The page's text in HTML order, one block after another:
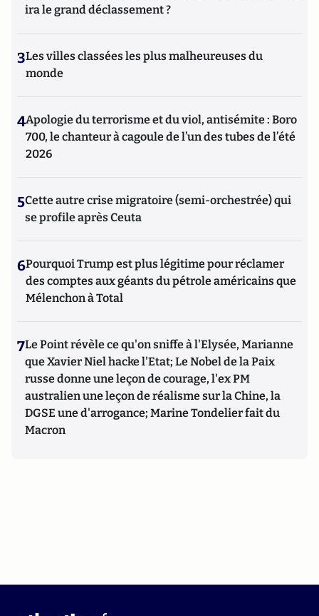
ira le grand déclassement ?
3Les villes classées les plus malheureuses du
monde
4Apologie du terrorisme et du viol, antisémite : Boro
700, le chanteur à cagoule de l’un des tubes de l’été
2026
5Cette autre crise migratoire (semi-orchestrée) qui
se profile après Ceuta
6Pourquoi Trump est plus légitime pour réclamer
des comptes aux géants du pétrole américains que
Mélenchon à Total
7Le Point révèle ce qu'on sniffe à l'Elysée, Marianne
que Xavier Niel hacke l'Etat; Le Nobel de la Paix
russe donne une leçon de courage, l'ex PM
australien une leçon de réalisme sur la Chine, la
DGSE une d'arrogance; Marine Tondelier fait du
Macron